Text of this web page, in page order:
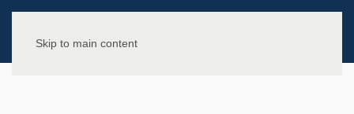
Skip to main content